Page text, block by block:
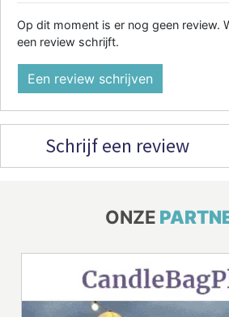
Op dit moment is er nog geen review.
een review schrijft.
Een review schrijven
Schrijf een review
ONZE